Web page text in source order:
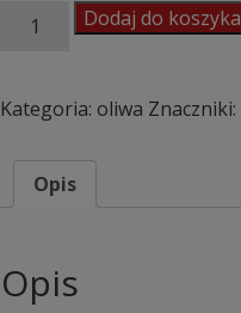
Oliwa
500ml
Dodaj do koszyka
Kategoria: oliwa Znaczniki:
Opis
Opis